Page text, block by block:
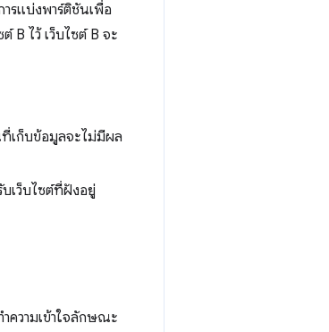
รแบ่งพาร์ติชันเพื่อ
B ไว้ เว็บไซต์ B จะ
เก็บข้อมูลจะไม่มีผล
บเว็บไซต์ที่ฝังอยู่
ความเข้าใจลักษณะ